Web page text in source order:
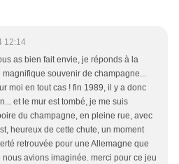
12:14
as bien fait envie, je réponds à la
magnifique souvenir de champagne...
moi en tout cas ! fin 1989, il y a donc
et le mur est tombé, je me suis
du champagne, en pleine rue, avec
heureux de cette chute, un moment
retrouvée pour une Allemagne que
avions imaginée. merci pour ce jeu